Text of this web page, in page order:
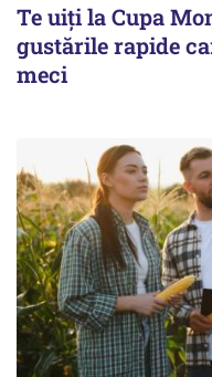
Te uiți la Cupa
gustările rapide
meci